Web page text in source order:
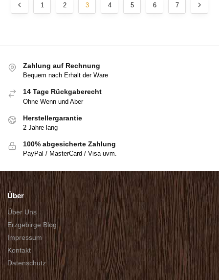
1 2 3 4 5 6 7
Zahlung auf Rechnung
Bequem nach Erhalt der Ware
14 Tage Rückgaberecht
Ohne Wenn und Aber
Herstellergarantie
2 Jahre lang
100% abgesicherte Zahlung
PayPal / MasterCard / Visa uvm.
Über
Über Uns
Erzgebirge Blog
Impressum
Kontakt
Datenschutz